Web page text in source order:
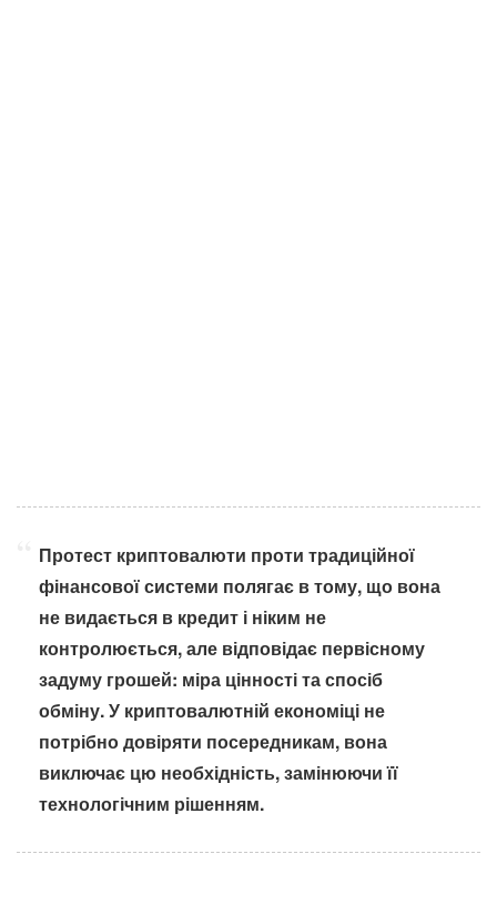
Протест криптовалюти проти традиційної
фінансової системи полягає в тому, що вона
не видається в кредит і ніким не
контролюється, але відповідає первісному
задуму грошей: міра цінності та спосіб
обміну. У криптовалютній економіці не
потрібно довіряти посередникам, вона
виключає цю необхідність, замінюючи її
технологічним рішенням.